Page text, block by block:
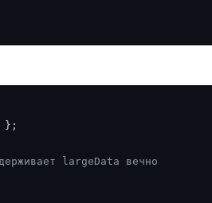
};
largeData вечно